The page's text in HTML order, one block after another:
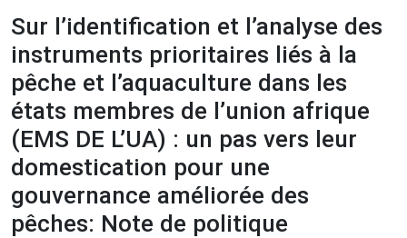
Statistics
Sur l’identification et l’analyse des
instruments prioritaires liés à la
pêche et l’aquaculture dans les
états membres de l’union afrique
(EMS DE L’UA) : un pas vers leur
domestication pour une
gouvernance améliorée des
pêches: Note de politique